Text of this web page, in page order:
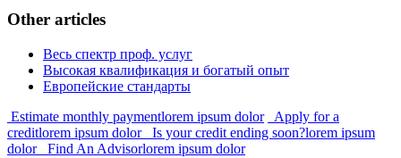
Other articles
Весь спектр проф. услуг
Высокая квалификация и богатый опыт
Европейские стандарты
Estimate monthly paymentlorem ipsum dolor
Apply for a
creditlorem ipsum dolor Is your credit ending soon?lorem ipsum
dolor
Find An Advisorlorem ipsum dolor